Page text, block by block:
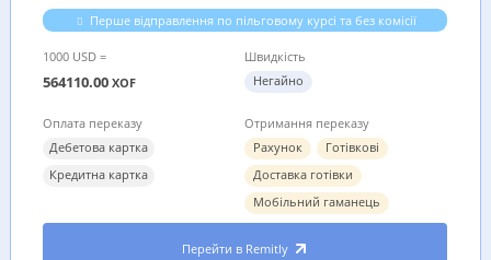
Перше відправлення по пільговому курсі та без комісії
1000 USD =
564110.00 XOF
Швидкість
Негайно
Оплата переказу
Дебетова картка
Кредитна картка
Отримання переказу
Рахунок
Готівкові
Доставка готівки
Мобільний гаманець
Перейти в Remitly